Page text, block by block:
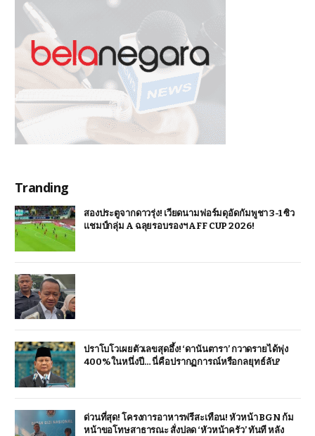
Tranding
สองประตูจากดาวรุ่ง! เวียดนามฟอร์มดุอัดกัมพูชา 3-1 ซิว
แชมป์กลุ่ม A ฉลุยรอบรองฯ AFF CUP 2026!
ปราโบโวเผยตัวเลขสุดอึ้ง! ‘ดานันตารา’ กวาดรายได้พุ่ง
400% ในหนึ่งปี… นี่คือปรากฏการณ์หรือกลยุทธ์ลับ?
ด่วนที่สุด! โครงการอาหารฟรีสะเทือน! หัวหน้า BGN ก้ม
หน้าขอโทษสาธารณะ สั่งปลด ‘หัวหน้าครัว’ ทันที หลัง